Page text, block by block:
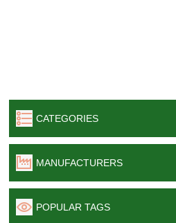
CATEGORIES
MANUFACTURERS
POPULAR TAGS